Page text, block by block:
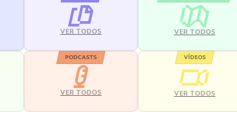
VER TODOS VER TODOS
PODCASTS
VER TODOS
VÍDEOS
VER TODOS